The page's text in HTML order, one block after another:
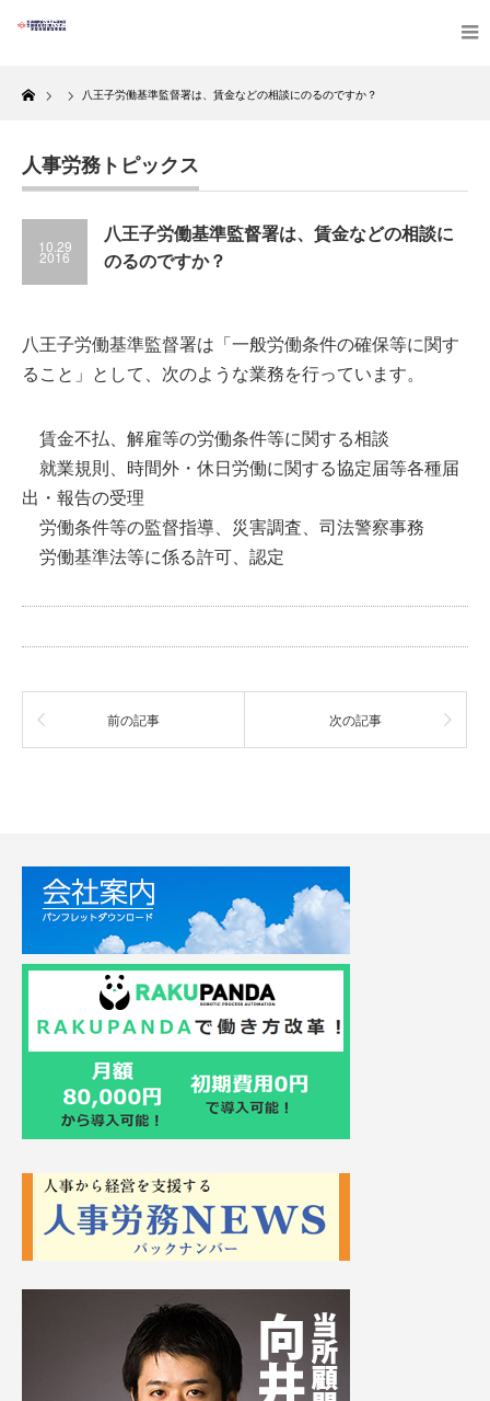
Home
八王子労働基準監督署は、賃金などの相談にのるのですか？
人事労務トピックス
10.29
2016
八王子労働基準監督署は、賃金などの相談に
のるのですか？
八王子労働基準監督署は「一般労働条件の確保等に関す
ること」として、次のような業務を行っています。
賃金不払、解雇等の労働条件等に関する相談
就業規則、時間外・休日労働に関する協定届等各種届
出・報告の受理
労働条件等の監督指導、災害調査、司法警察事務
労働基準法等に係る許可、認定
前の記事 次の記事